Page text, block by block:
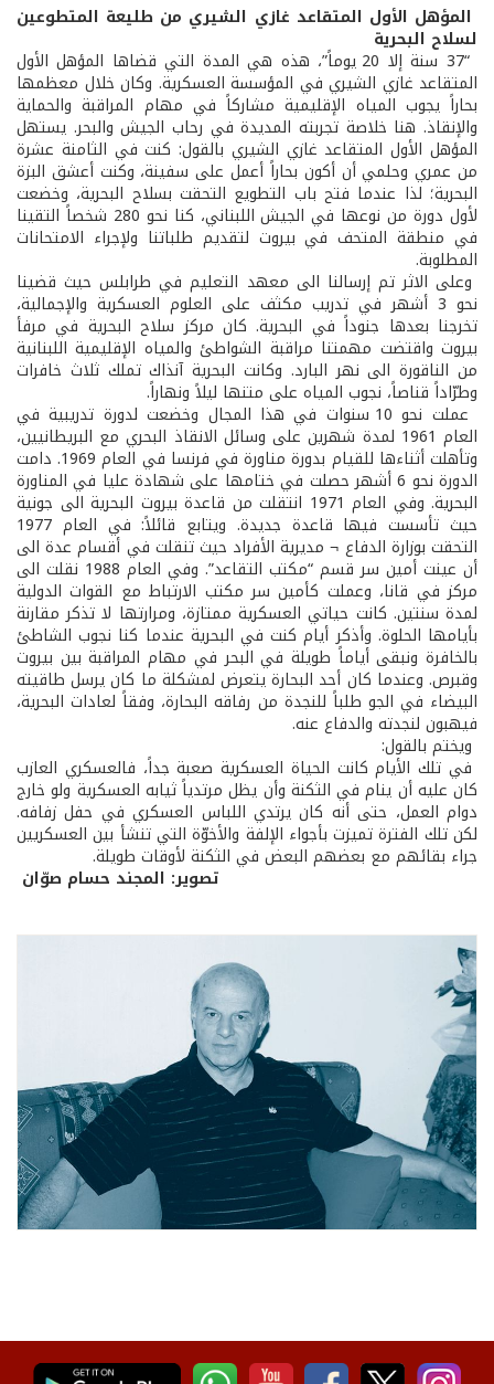
المؤهل الأول المتقاعد غازي الشيري من طليعة المتطوعين
لسلاح البحرية
“37 سنة إلا 20 يوماً”، هذه هي المدة التي قضاها المؤهل الأول
المتقاعد غازي الشيري في المؤسسة العسكرية. وكان خلال معظمها
بحاراً يجوب المياه الإقليمية مشاركاً في مهام المراقبة والحماية
والإنقاذ. هنا خلاصة تجربته المديدة في رحاب الجيش والبحر. يستهل
المؤهل الأول المتقاعد غازي الشيري بالقول: كنت في الثامنة عشرة
من عمري وحلمي أن أكون بحاراً أعمل على سفينة، وكنت أعشق البزة
البحرية؛ لذا عندما فتح باب التطويع التحقت بسلاح البحرية، وخضعت
لأول دورة من نوعها في الجيش اللبناني، كنا نحو 280 شخصاً التقينا
في منطقة المتحف في بيروت لتقديم طلباتنا ولإجراء الامتحانات
المطلوبة.
وعلى الاثر تم إرسالنا الى معهد التعليم في طرابلس حيث قضينا
نحو 3 أشهر في تدريب مكثف على العلوم العسكرية والإجمالية،
تخرجنا بعدها جنوداً في البحرية. كان مركز سلاح البحرية في مرفأ
بيروت واقتضت مهمتنا مراقبة الشواطئ والمياه الإقليمية اللبنانية
من الناقورة الى نهر البارد. وكانت البحرية آنذاك تملك ثلاث خافرات
وطرّاداً قناصاً، نجوب المياه على متنها ليلاً ونهاراً.
عملت نحو 10 سنوات في هذا المجال وخضعت لدورة تدريبية في
العام 1961 لمدة شهرين على وسائل الانقاذ البحري مع البريطانيين،
وتأهلت أثناءها للقيام بدورة مناورة في فرنسا في العام 1969. دامت
الدورة نحو 6 أشهر حصلت في ختامها على شهادة عليا في المناورة
البحرية. وفي العام 1971 انتقلت من قاعدة بيروت البحرية الى جونية
حيث تأسست فيها قاعدة جديدة. ويتابع قائلاً: في العام 1977
التحقت بوزارة الدفاع ¬ مديرية الأفراد حيث تنقلت في أقسام عدة الى
أن عينت أمين سر قسم “مكتب التقاعد”. وفي العام 1988 نقلت الى
مركز في قانا، وعملت كأمين سر مكتب الارتباط مع القوات الدولية
لمدة سنتين. كانت حياتي العسكرية ممتازة، ومرارتها لا تذكر مقارنة
بأيامها الحلوة. وأذكر أيام كنت في البحرية عندما كنا نجوب الشاطئ
بالخافرة ونبقى أياماً طويلة في البحر في مهام المراقبة بين بيروت
وقبرص. وعندما كان أحد البحارة يتعرض لمشكلة ما كان يرسل طاقيته
البيضاء في الجو طلباً للنجدة من رفاقه البحارة، وفقاً لعادات البحرية،
فيهبون لنجدته والدفاع عنه.
ويختم بالقول:
في تلك الأيام كانت الحياة العسكرية صعبة جداً، فالعسكري العازب
كان عليه أن ينام في الثكنة وأن يظل مرتدياً ثيابه العسكرية ولو خارج
دوام العمل، حتى أنه كان يرتدي اللباس العسكري في حفل زفافه.
لكن تلك الفترة تميزت بأجواء الإلفة والأخوّة التي تنشأ بين العسكريين
جراء بقائهم مع بعضهم البعض في الثكنة لأوقات طويلة.
تصوير: المجند حسام صوّان